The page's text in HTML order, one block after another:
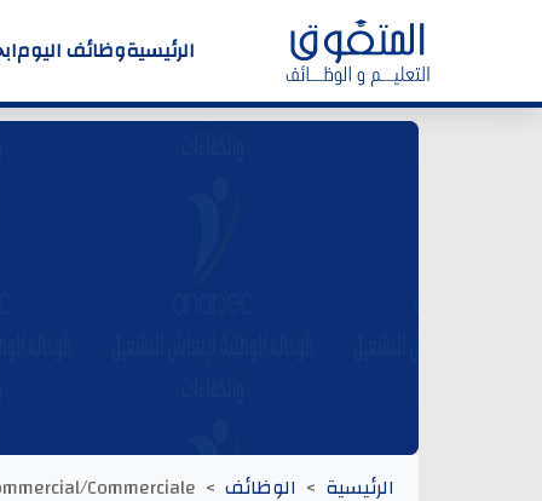
الرئيسيةوظائف اليوم
الرئيسية الوظائف Commerciale